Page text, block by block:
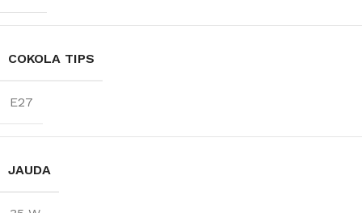
COKOLA TIPS
E27
JAUDA